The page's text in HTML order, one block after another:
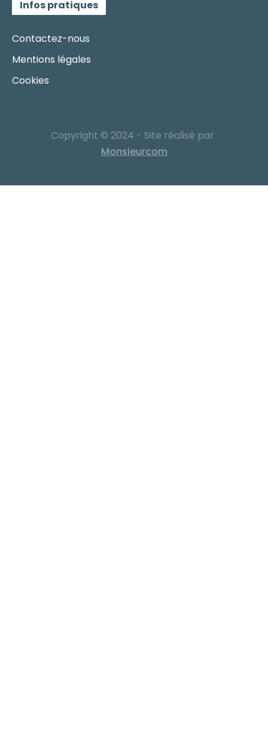
Infos pratiques
Contactez-nous
Mentions légales
Cookies
Copyright © 2024 - Site réalisé par
Monsieurcom